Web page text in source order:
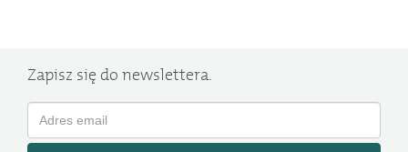
Zapisz się do newslettera.